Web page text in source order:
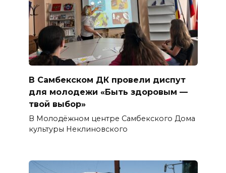
В Самбекском ДК провели диспут
для молодежи «Быть здоровым —
твой выбор»
В Молодёжном центре Самбекского Дома
культуры Неклиновского